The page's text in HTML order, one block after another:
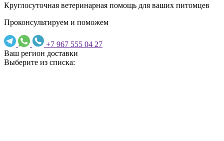
Круглосуточная ветеринарная помощь для ваших питомцев
Проконсультируем и поможем
+7 967 555 04 27
Ваш регион доставки
Выберите из списка: